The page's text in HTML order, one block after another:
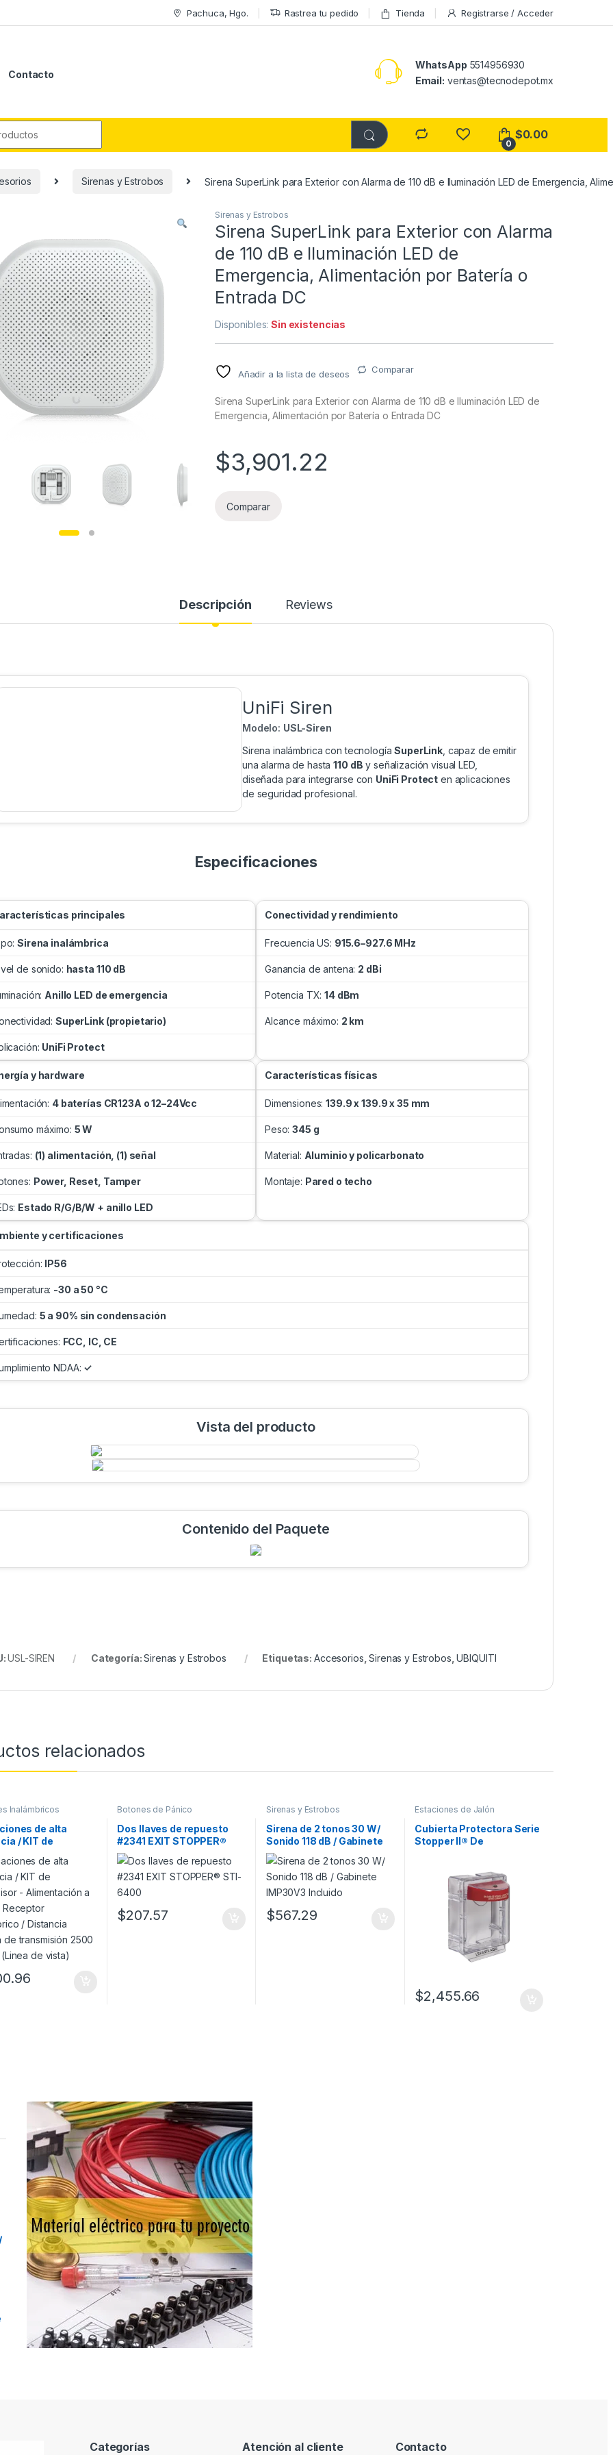
Pachuca, Hgo. Rastrea tu pedido Tienda Registrarse / Acceder
Contacto
WhatsApp 5514956930
Email: ventas@tecnodepot.mx
0
$0.00
Sirenas y Estrobos Sirena SuperLink para Exterior con Alarma de 110 dB e Iluminación LED de Emergencia,
Sirenas y Estrobos
Sirena SuperLink para Exterior con Alarma
de 110 dB e Iluminación LED de
Emergencia, Alimentación por Batería o
Entrada DC
Disponibles:Sin existencias
Añadir a la lista de deseos Comparar
Sirena SuperLink para Exterior con Alarma de 110 dB e Iluminación LED de
Emergencia, Alimentación por Batería o Entrada DC
$3,901.22
Comparar
Descripción Reviews
UniFi Siren
Modelo: USL-Siren
Sirena inalámbrica con tecnologíaSuperLink , capaz de emitir
una alarma de hasta110 dB y señalización visual LED,
diseñada para integrarse con UniFi Protect en aplicaciones
de seguridad profesional.
Especificaciones
principales
Sirena inalámbrica
de sonido: hasta 110 dB
Anillo LED de emergencia
SuperLink (propietario)
UniFi Protect
Conectividad y rendimiento
Frecuencia US: 915.6–927.6 MHz
Ganancia de antena: 2 dBi
Potencia TX:14 dBm
Alcance máximo: 2 km
y hardware
4 baterías CR123A o 12–24Vcc
máximo: 5 W
(1) alimentación, (1) señal
Power, Reset, Tamper
Estado R/G/B/W + anillo LED
Características físicas
Dimensiones:139.9 x 139.9 x 35 mm
Peso:345 g
Material: Aluminio y policarbonato
Montaje: Pared o techo
y certificaciones
IP56
-30 a 50 °C
5 a 90% sin condensación
FCC, IC, CE
NDAA: ✓
Vista del producto
Contenido del Paquete
USL-SIREN Categoría:Sirenas y Estrobos Etiquetas: Accesorios ,Sirenas y Estrobos ,UBIQUITI
relacionados
Inalámbricos
de alta
/ KIT de
–
a 12Vcc /
inalámbrico /
máxima de
2500 metros
vista)
Botones de Pánico
Dos llaves de repuesto
#2341 EXIT STOPPER®
STI-6400
$207.57
Sirenas y Estrobos
Sirena de 2 tonos 30 W/
Sonido 118 dB / Gabinete
IMP30V3 Incluido
$567.29
Estaciones de Jalón
Cubierta Protectora Serie
Stopper II® De
Transparente, Etiqueta en
Español
$2,455.66
Categorías Atención al cliente Contacto